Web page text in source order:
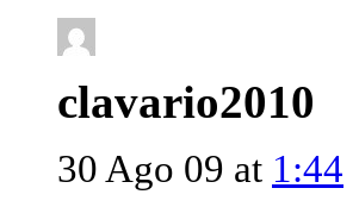
clavario2010
30 Ago 09 at 1:44